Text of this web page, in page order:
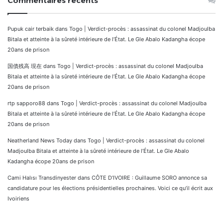
Pupuk cair terbaik dans Togo | Verdict-procès : assassinat du colonel Madjoulba
Bitala et atteinte à la sûreté intérieure de l’État. Le Gle Abalo Kadangha écope
20ans de prison
国債残高 現在 dans Togo | Verdict-procès : assassinat du colonel Madjoulba
Bitala et atteinte à la sûreté intérieure de l’État. Le Gle Abalo Kadangha écope
20ans de prison
rtp sapporo88 dans Togo | Verdict-procès : assassinat du colonel Madjoulba
Bitala et atteinte à la sûreté intérieure de l’État. Le Gle Abalo Kadangha écope
20ans de prison
Neatherland News Today dans Togo | Verdict-procès : assassinat du colonel
Madjoulba Bitala et atteinte à la sûreté intérieure de l’État. Le Gle Abalo
Kadangha écope 20ans de prison
Cami Halısı Transdinyester dans CÔTE D’IVOIRE : Guillaume SORO annonce sa
candidature pour les élections présidentielles prochaines. Voici ce qu’il écrit aux
Ivoiriens